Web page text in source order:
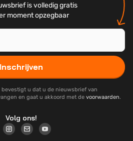
is volledig gratis
moment opzegbaar
Inschrijven
bevestigt u dat u de nieuwsbrief van
en gaat u akkoord met de voorwaarden.
Volg ons!